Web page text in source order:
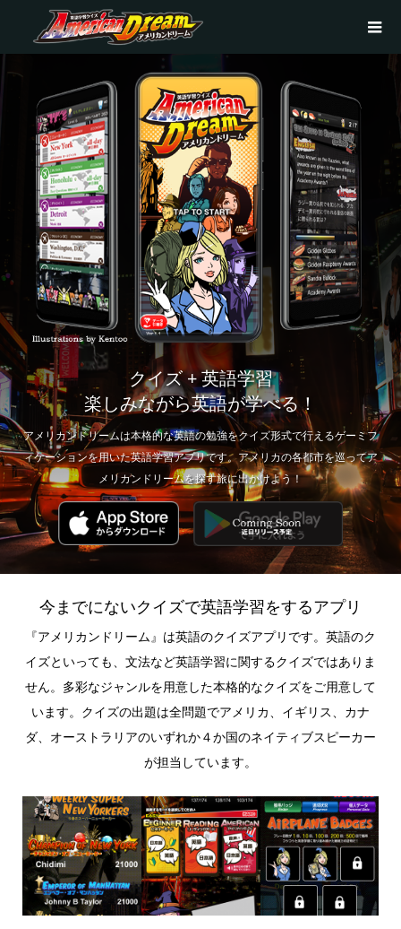
クイズ + 英語学習
楽しみながら英語が学べる！
アメリカンドリームは本格的な英語の勉強をクイズ形式で行えるゲーミフ
ィケーションを用いた英語学習アプリです。アメリカの各都市を巡ってア
メリカンドリームを探す旅に出かけよう！
今までにないクイズで英語学習をするアプリ
『アメリカンドリーム』は英語のクイズアプリです。英語のク
イズといっても、文法など英語学習に関するクイズではありま
せん。多彩なジャンルを用意した本格的なクイズをご用意して
います。クイズの出題は全問題でアメリカ、イギリス、カナ
ダ、オーストラリアのいずれか４か国のネイティブスピーカー
が担当しています。